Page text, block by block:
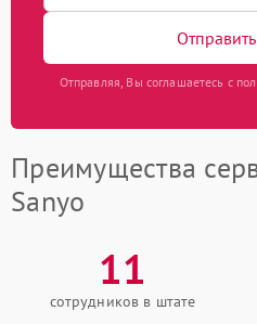
Отправляя, Вы соглашаетесь с
Преимущества
Sanyo
11
сотрудников в штате